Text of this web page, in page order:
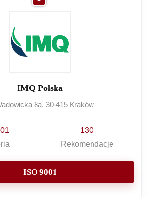
IMQ Polska
8a, 30-415 Kraków
130
Rekomendacje
ISO 9001